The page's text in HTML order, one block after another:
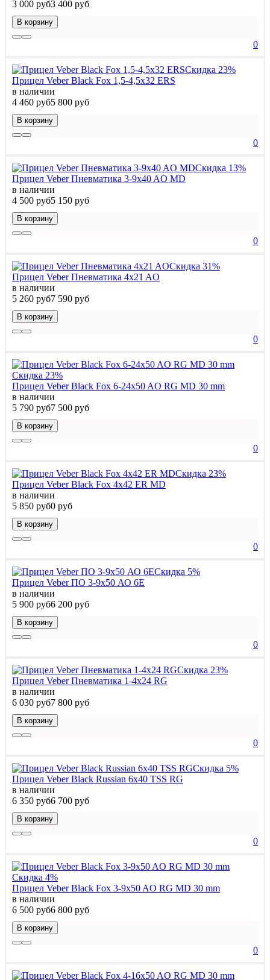
3 000 руб3 400 руб
В корзину
0
Скидка 23%
Прицел Veber Black Fox 1,5-4,5x32 ERS
в наличии
4 460 руб5 800 руб
В корзину
0
Скидка 13%
Прицел Veber Пневматика 3-9x40 AO MD
в наличии
4 500 руб5 150 руб
В корзину
0
Скидка 31%
Прицел Veber Пневматика 4x21 AO
в наличии
5 260 руб7 590 руб
В корзину
0
Скидка 23%
Прицел Veber Black Fox 6-24x50 AO RG MD 30 mm
в наличии
5 790 руб7 500 руб
В корзину
0
Скидка 23%
Прицел Veber Black Fox 4x42 ER MD
в наличии
5 850 руб0 руб
В корзину
0
Скидка 5%
Прицел Veber ПО 3-9x50 АО 6Е
в наличии
5 900 руб6 200 руб
В корзину
0
Скидка 23%
Прицел Veber Пневматика 1-4х24 RG
в наличии
6 030 руб7 800 руб
В корзину
0
Скидка 5%
Прицел Veber Black Russian 6x40 TSS RG
в наличии
6 350 руб6 700 руб
В корзину
0
Скидка 4%
Прицел Veber Black Fox 3-9x50 AO RG MD 30 mm
в наличии
6 500 руб6 800 руб
В корзину
0